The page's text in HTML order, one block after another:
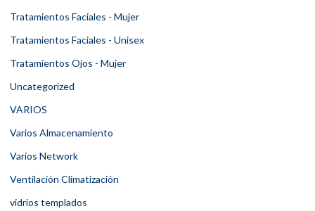
Tratamientos Faciales - Mujer
Tratamientos Faciales - Unisex
Tratamientos Ojos - Mujer
Uncategorized
VARIOS
Varios Almacenamiento
Varios Network
Ventilación Climatización
vidrios templados